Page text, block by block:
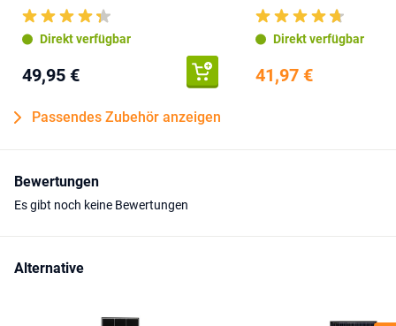
Direkt verfügbar
49,95 €
Direkt verfügbar
41,97 €
Passendes Zubehör anzeigen
Bewertungen
Es gibt noch keine Bewertungen
Alternative